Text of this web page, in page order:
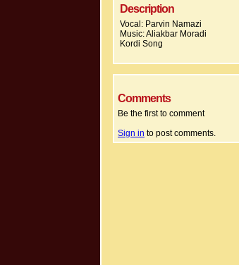
Description
Vocal: Parvin Namazi
Music: Aliakbar Moradi
Kordi Song
Comments
Be the first to comment
Sign in to post comments.